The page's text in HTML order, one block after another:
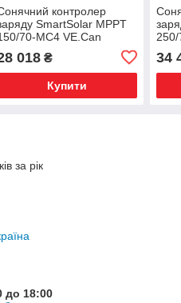
контролер
SmartSolar MPPT
70-MC4 VE.Can
Bluetooth SCC115070511
Energy 150В 70А
018₴
Купити
34
за рік
до 18:00